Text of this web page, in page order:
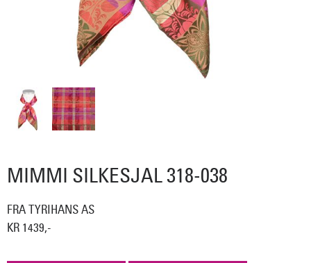
MIMMI SILKESJAL 318-038
FRA TYRIHANS AS
KR 1439,-